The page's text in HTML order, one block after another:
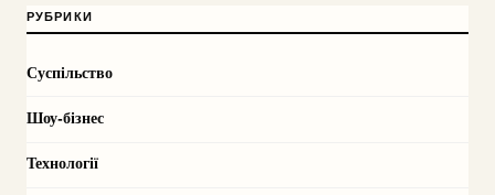
РУБРИКИ
Суспільство
Шоу-бізнес
Технології